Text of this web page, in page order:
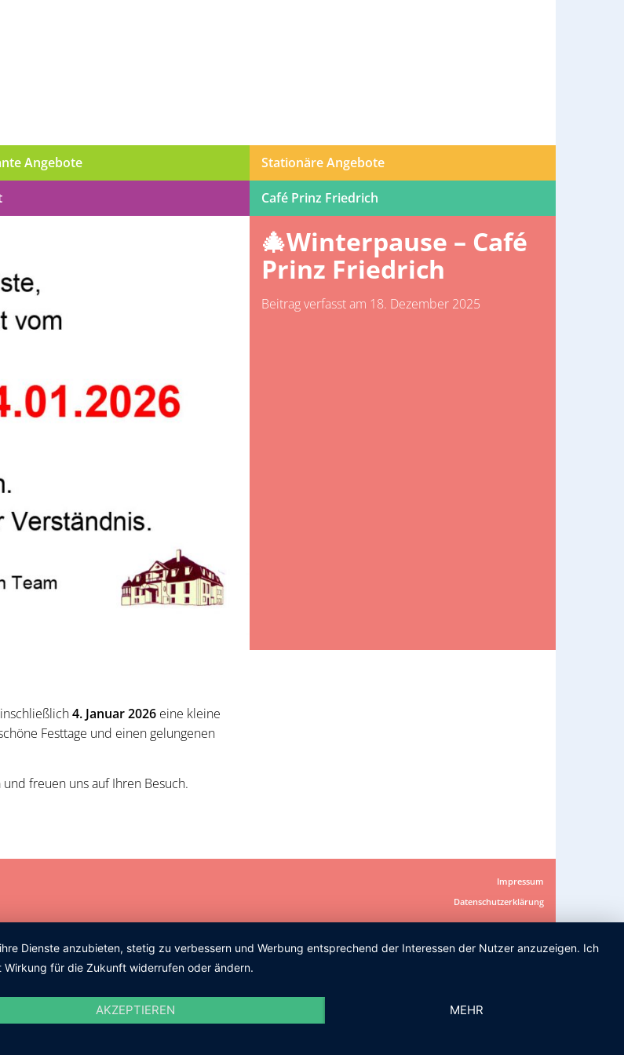
Angebote Stationäre Angebote
Café Prinz Friedrich
🎄Winterpause – Café
Prinz Friedrich
Beitrag verfasst am 18. Dezember 2025
4. Januar 2026 eine kleine
Festtage und einen gelungenen
freuen uns auf Ihren Besuch.
Impressum
Datenschutzerklärung
Dienste anzubieten, stetig zu verbessern und Werbung entsprechend der Interessen der Nutzer anzuzeigen. Ich
für die Zukunft widerrufen oder ändern.
AKZEPTIEREN MEHR